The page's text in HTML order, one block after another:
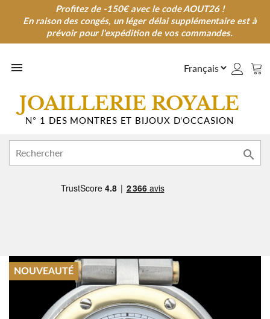
Profitez de -150€ avec le code AOUT26 !
En raison des congés, un léger délai supplémentaire est à
prévoir pour l'expédition de vos commandes.
Profitez de -150€ avec le code AOUT26 !
En raison des congés, un léger délai supplémentaire est à
prévoir pour l'expédition de vos commandes.

JOAILLERIE ROYALE
N° 1 DES MONTRES ET BIJOUX D'OCCASION

NOUVEAUTÉ